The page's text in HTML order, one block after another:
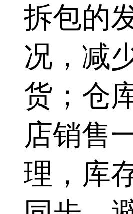
拆包的
况，减
货；仓
店销售
理，库